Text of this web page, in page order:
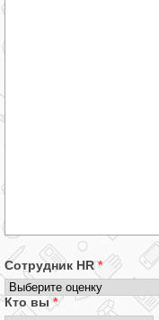
Сотрудник HR*
Кто вы*